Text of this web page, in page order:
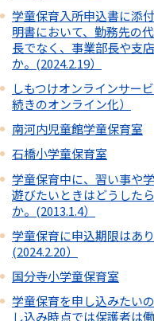
学童保育入所申込書に添
明書において、勤務先の
長でなく、事業部長や支
か。(2024.2.19）
しもつけオンラインサー
続きのオンライン化）
南河内児童館学童保育室
石橋小学童保育室
学童保育中に、習い事や
遊びたいときはどうした
か。(2013.1.4）
学童保育に申込期限はあり
(2024.2.20）
国分寺小学童保育室
学童保育を申し込みたい
し込み時点では保護者は